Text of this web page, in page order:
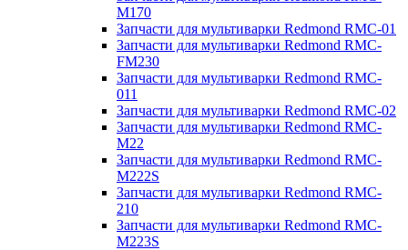
M170
Запчасти для мультиварки Redmond RMC-01
Запчасти для мультиварки Redmond RMC-
FM230
Запчасти для мультиварки Redmond RMC-
011
Запчасти для мультиварки Redmond RMC-02
Запчасти для мультиварки Redmond RMC-
M22
Запчасти для мультиварки Redmond RMC-
M222S
Запчасти для мультиварки Redmond RMC-
210
Запчасти для мультиварки Redmond RMC-
M223S